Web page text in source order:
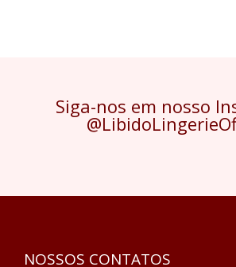
Siga-nos em nosso
NOSSOS CONTATOS